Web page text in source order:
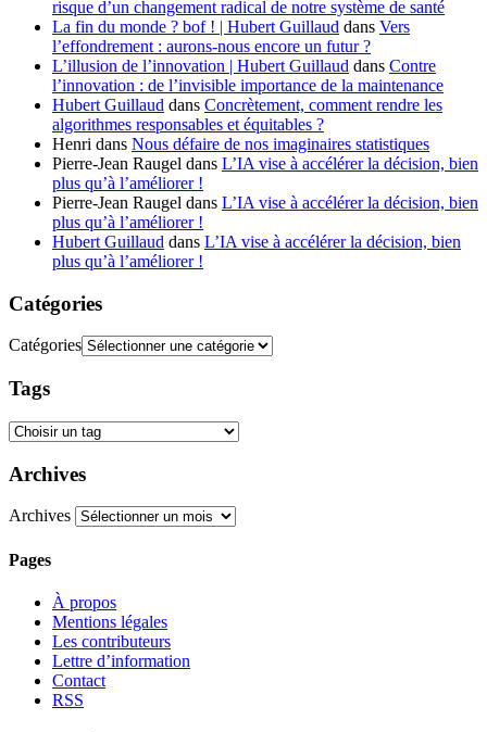
risque d’un changement radical de notre système de santé
La fin du monde ? bof ! | Hubert Guillaud dans Vers
l’effondrement : aurons-nous encore un futur ?
L’illusion de l’innovation | Hubert Guillaud dans Contre
l’innovation : de l’invisible importance de la maintenance
Hubert Guillaud dans Concrètement, comment rendre les
algorithmes responsables et équitables ?
Henri dans Nous défaire de nos imaginaires statistiques
Pierre-Jean Raugel dans L’IA vise à accélérer la décision, bien
plus qu’à l’améliorer !
Pierre-Jean Raugel dans L’IA vise à accélérer la décision, bien
plus qu’à l’améliorer !
Hubert Guillaud dans L’IA vise à accélérer la décision, bien
plus qu’à l’améliorer !
Catégories
Catégories
Tags
Archives
Archives
Pages
À propos
Mentions légales
Les contributeurs
Lettre d’information
Contact
RSS